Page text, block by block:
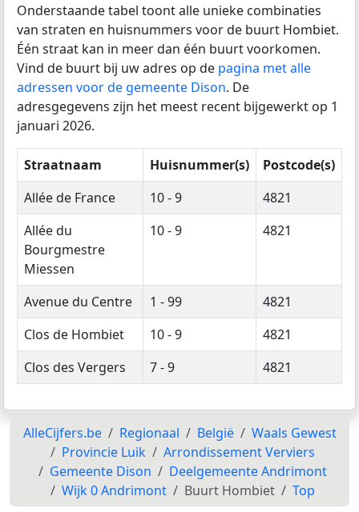
Onderstaande tabel toont alle unieke combinaties
van straten en huisnummers voor de buurt Hombiet.
Één straat kan in meer dan één buurt voorkomen.
Vind de buurt bij uw adres op de pagina met alle
adressen voor de gemeente Dison. De
adresgegevens zijn het meest recent bijgewerkt op 1
januari 2026.
Straatnaam Huisnummer(s)
Postcode(s)
Allée de France
10 - 9
4821
Allée du
Bourgmestre
Miessen
10 - 9 4821
Avenue du Centre 1 - 99
4821
Clos de Hombiet
10 - 9
4821
Clos des Vergers
7 - 9 4821
AlleCijfers.be Regionaal België
Waals Gewest
Provincie Luik
Arrondissement Verviers
Gemeente Dison
Deelgemeente Andrimont
Wijk 0 Andrimont
Buurt Hombiet Top